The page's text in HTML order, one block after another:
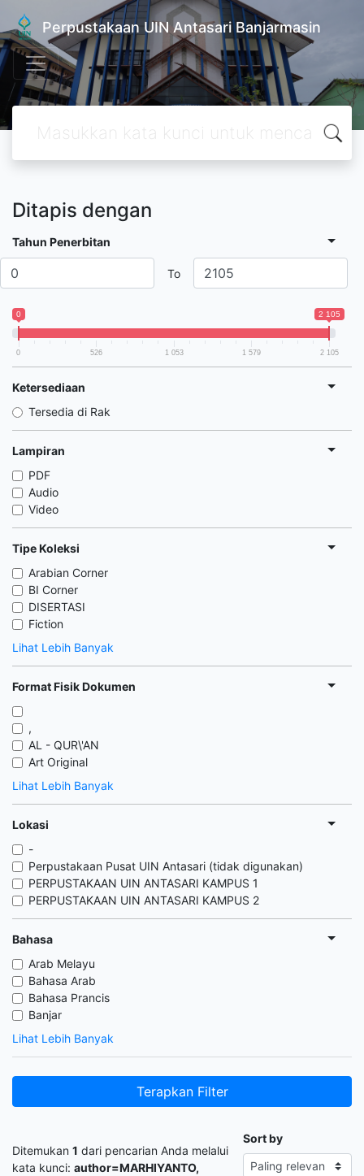
Perpustakaan UIN Antasari Banjarmasin
Ditapis dengan
Tahun Penerbitan
To
0 2 105
0 526 1 053 1 579 2 105
Ketersediaan
Tersedia di Rak
Lampiran
PDF
Audio
Video
Tipe Koleksi
Arabian Corner
BI Corner
DISERTASI
Fiction
Lihat Lebih Banyak
Format Fisik Dokumen
,
AL - QUR\'AN
Art Original
Lihat Lebih Banyak
Lokasi
-
Perpustakaan Pusat UIN Antasari (tidak digunakan)
PERPUSTAKAAN UIN ANTASARI KAMPUS 1
PERPUSTAKAAN UIN ANTASARI KAMPUS 2
Bahasa
Arab Melayu
Bahasa Arab
Bahasa Prancis
Banjar
Lihat Lebih Banyak
Terapkan Filter
Ditemukan 1 dari pencarian Anda melalui
kata kunci: author=MARHIYANTO,
Sort by